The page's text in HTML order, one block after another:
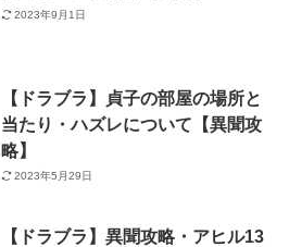
2023年9月1日
【ドラブラ】貞子の部屋の場所と
当たり・ハズレについて【異聞攻
略】
2023年5月29日
【ドラブラ】異聞攻略・アヒル13